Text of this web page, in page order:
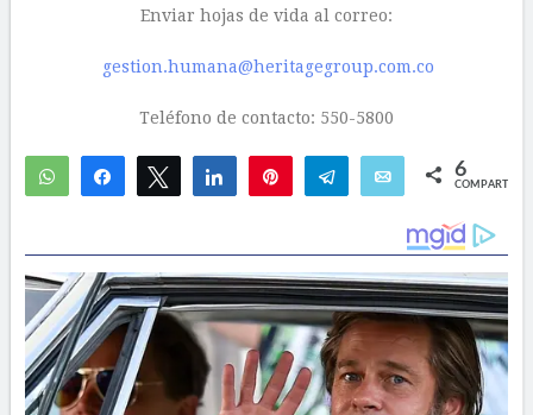
Enviar hojas de vida al correo:
gestion.humana@heritagegroup.com.co
Teléfono de contacto: 550-5800
WhatsAppCompartirTwittear Compartir Telegram Email 6
COMPARTIR